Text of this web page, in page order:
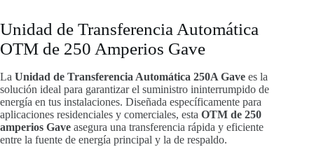
Unidad de Transferencia Automática
OTM de 250 Amperios Gave
La Unidad de Transferencia Automática 250A Gave es la
solución ideal para garantizar el suministro ininterrumpido de
energía en tus instalaciones. Diseñada específicamente para
aplicaciones residenciales y comerciales, esta OTM de 250
amperios Gave asegura una transferencia rápida y eficiente
entre la fuente de energía principal y la de respaldo.